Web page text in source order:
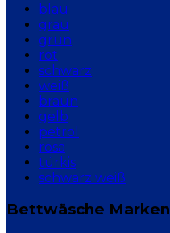
blau
grau
grün
rot
schwarz
weiß
braun
gelb
petrol
rosa
türkis
schwarz weiß
Bettwäsche Marken